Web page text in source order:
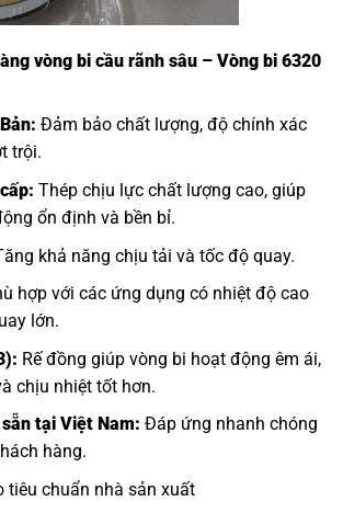
vòng bi cầu rãnh sâu – Vòng bi 6320
Đảm bảo chất lượng, độ chính xác
trội.
Thép chịu lực chất lượng cao, giúp
ổn định và bền bỉ.
khả năng chịu tải và tốc độ quay.
hợp với các ứng dụng có nhiệt độ cao
lớn.
Rế đồng giúp vòng bi hoạt động êm ái,
chịu nhiệt tốt hơn.
tại Việt Nam: Đáp ứng nhanh chóng
hàng.
tiêu chuẩn nhà sản xuất